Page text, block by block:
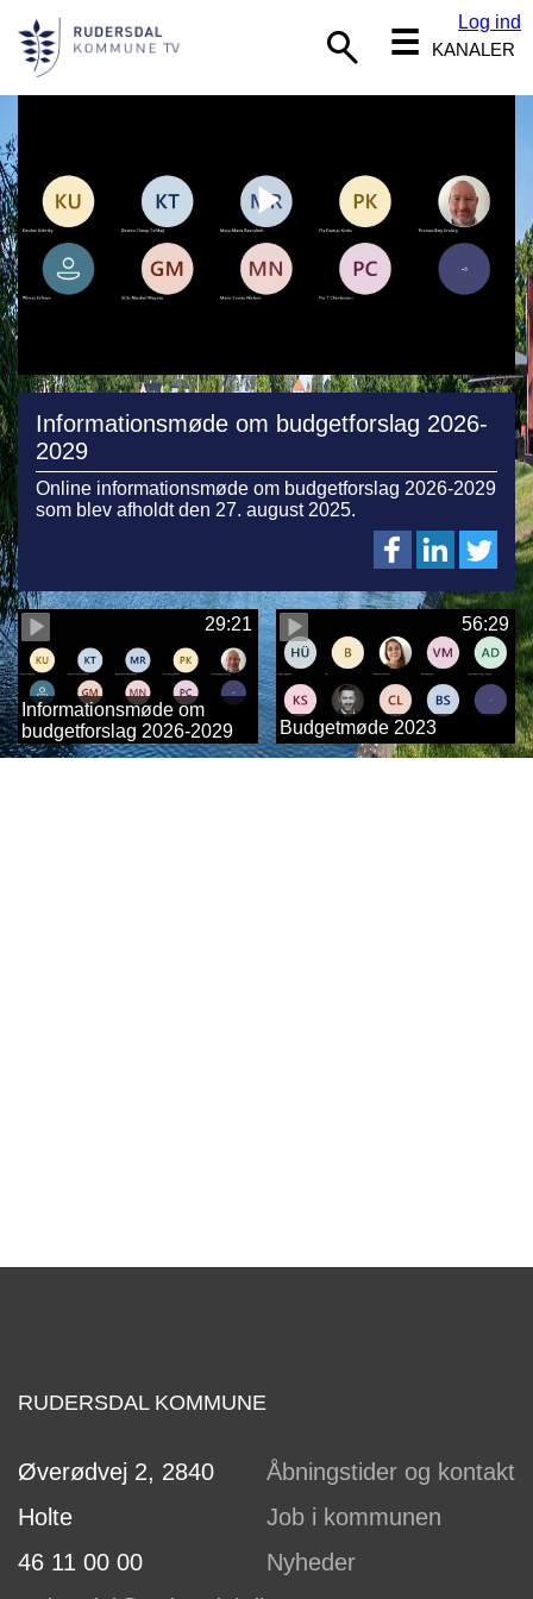
Log ind
☰ KANALER
Informationsmøde om budgetforslag 2026-
2029
Online informationsmøde om budgetforslag 2026-2029
som blev afholdt den 27. august 2025.
29:21
Informationsmøde om
budgetforslag 2026-2029
56:29
Budgetmøde 2023
RUDERSDAL KOMMUNE
Øverødvej 2, 2840
Holte
46 11 00 00
Åbningstider og kontakt
Job i kommunen
Nyheder